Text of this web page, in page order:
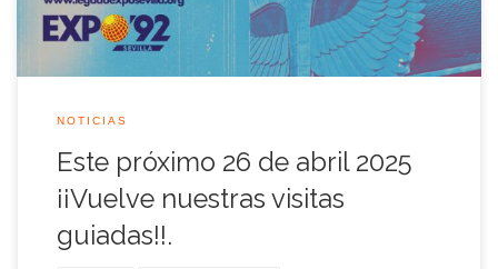
NOTICIAS
Este próximo 26 de abril 2025
¡¡Vuelve nuestras visitas
guiadas!!.